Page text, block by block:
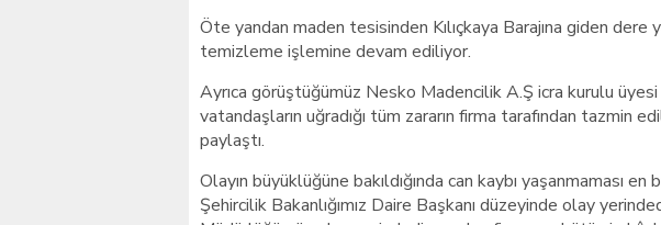
Öte yandan maden tesisinden Kılıçkaya Barajına giden
temizleme işlemine devam ediliyor.
Ayrıca görüştüğümüz Nesko Madencilik A.Ş icra kurulu
vatandaşların uğradığı tüm zararın firma tarafından tazmin
paylaştı.
Olayın büyüklüğüne bakıldığında can kaybı yaşanmaması
Şehircilik Bakanlığımız Daire Başkanı düzeyinde olay